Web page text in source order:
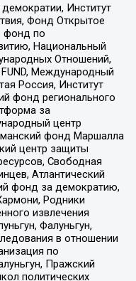
Институт
Фонд Открытое
фонд по
Национальный
Отношений,
FUND, Международный
Россия, Институт
фонд регионального
за
центр
фонд Маршалла
центр защиты
Свободная
Атлантический
фонд за демократию,
Родники
извлечения
Фалуньгун,
в отношении
по
Пражский
политических